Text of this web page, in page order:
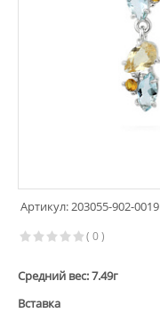
Артикул: 203055-902-0019
( 0 )
Средний вес: 7.49г
Вставка